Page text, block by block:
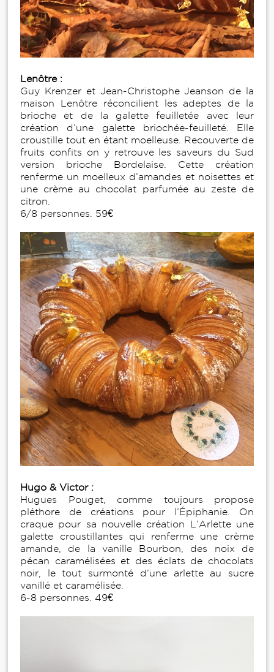
Lenôtre :
Guy Krenzer et Jean-Christophe Jeanson de la
maison Lenôtre réconcilient les adeptes de la
brioche et de la galette feuilletée avec leur
création d’une galette briochée-feuilleté. Elle
croustille tout en étant moelleuse. Recouverte de
fruits confits on y retrouve les saveurs du Sud
version brioche Bordelaise. Cette création
renferme un moelleux d’amandes et noisettes et
une crème au chocolat
parfumée au zeste de
citron.
6/8 personnes. 59€
Hugo & Victor :
Hugues Pouget, comme toujours propose
pléthore de créations pour l’Épiphanie. On
craque pour sa nouvelle création L’Arlette une
galette croustillantes qui renferme une crème
amande, de la vanille Bourbon, des noix de
pécan caramélisées et des éclats de chocolats
noir, le tout surmonté d’une arlette au sucre
vanillé et caramélisée.
6-8 personnes. 49€